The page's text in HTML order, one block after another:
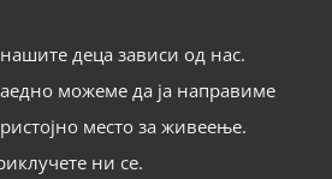
деца зависи од нас.
можеме да ја направиме
место за живеење.
ни се.